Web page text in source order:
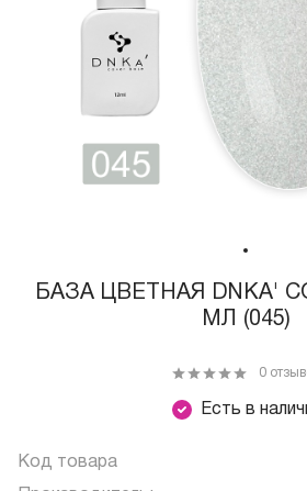
БАЗА ЦВЕТНАЯ DNKA'
МЛ (045)
Есть в
0
Код товара